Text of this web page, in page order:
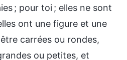
; pour toi ; elles ne sont
ont une figure et une
carrées ou rondes,
ou petites, et